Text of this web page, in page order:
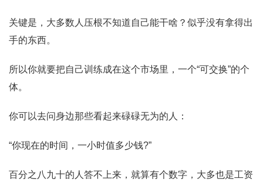
关键是，大多数人压根不知道自己能干啥？似乎没有拿得出
手的东西。
所以你就要把自己训练成在这个市场里，一个“可交换”的个
体。
你可以去问身边那些看起来碌碌无为的人：
“你现在的时间，一小时值多少钱?”
百分之八九十的人答不上来，就算有个数字，大多也是工资